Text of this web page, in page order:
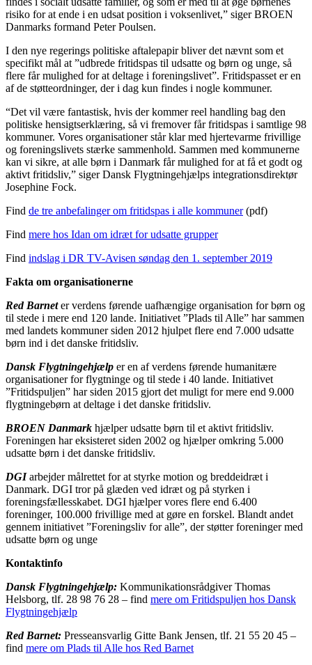
risiko for at ende i en udsat position i voksenlivet,” siger BROEN
Danmarks formand Peter Poulsen.
I den nye regerings politiske aftalepapir bliver det nævnt som et
specifikt mål at ”udbrede fritidspas til udsatte og børn og unge, så
flere får mulighed for at deltage i foreningslivet”. Fritidspasset er en
af de støtteordninger, der i dag kun findes i nogle kommuner.
“Det vil være fantastisk, hvis der kommer reel handling bag den
politiske hensigtserklæring, så vi fremover får fritidspas i samtlige 98
kommuner. Vores organisationer står klar med hjertevarme frivillige
og foreningslivets stærke sammenhold. Sammen med kommunerne
kan vi sikre, at alle børn i Danmark får mulighed for at få et godt og
aktivt fritidsliv,” siger Dansk Flygtningehjælps integrationsdirektør
Josephine Fock.
Find de tre anbefalinger om fritidspas i alle kommuner(pdf)
Find mere hos Idan om idræt for udsatte grupper
Find indslag i DR TV-Avisen søndag den 1. september 2019
Fakta om organisationerne
Red Barneter verdens førende uafhængige organisation for børn og
til stede i mere end 120 lande. Initiativet ”Plads til Alle” har sammen
med landets kommuner siden 2012 hjulpet flere end 7.000 udsatte
børn ind i det danske fritidsliv.
Dansk Flygtningehjælp er en af verdens førende humanitære
organisationer for flygtninge og til stede i 40 lande. Initiativet
”Fritidspuljen” har siden 2015 gjort det muligt for mere end 9.000
flygtningebørn at deltage i det danske fritidsliv.
BROEN Danmark hjælper udsatte børn til et aktivt fritidsliv.
Foreningen har eksisteret siden 2002 og hjælper omkring 5.000
udsatte børn i det danske fritidsliv.
DGIarbejder målrettet for at styrke motion og breddeidræt i
Danmark. DGI tror på glæden ved idræt og på styrken i
foreningsfællesskabet. DGI hjælper vores flere end 6.400
foreninger, 100.000 frivillige med at gøre en forskel. Blandt andet
gennem initiativet ”Foreningsliv for alle”, der støtter foreninger med
udsatte børn og unge
Kontaktinfo
Dansk Flygtningehjælp: Kommunikationsrådgiver Thomas
Helsborg, tlf. 28 98 76 28 – find mere om Fritidspuljen hos Dansk
Flygtningehjælp
Red Barnet: Presseansvarlig Gitte Bank Jensen, tlf. 21 55 20 45 –
find mere om Plads til Alle hos Red Barnet